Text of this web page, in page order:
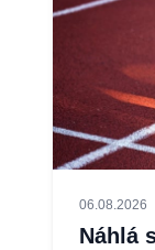
06.08.2026
Náhlá